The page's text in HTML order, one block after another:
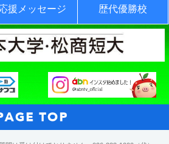
援メッセージ 歴代優勝校